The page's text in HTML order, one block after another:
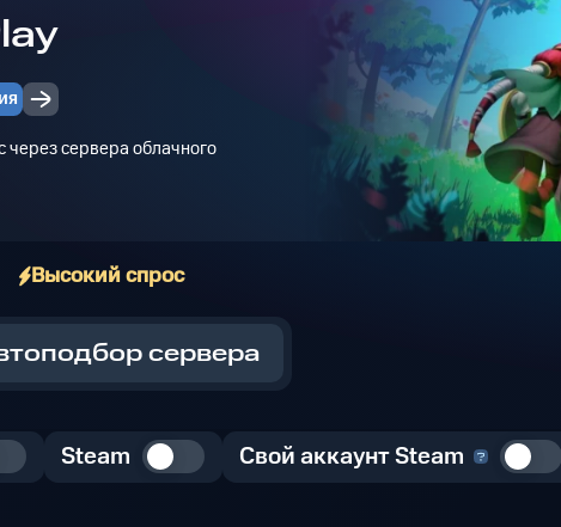
сервера облачного
Высокий спрос
сервера
Steam Свой аккаунт Steam